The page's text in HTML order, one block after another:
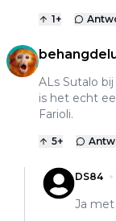
1+
ALs Sutalo
is het echt
Farioli.
5+
DS84
Ja met